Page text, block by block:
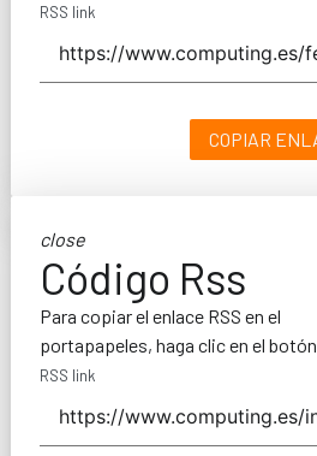
RSS link
COPIAR
close
Código Rss
Para copiar el enlace RSS en el
portapapeles, haga clic en el
RSS link